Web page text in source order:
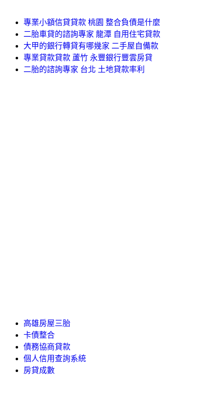
專業小額信貸貸款 桃園 整合負債是什麼
二胎車貸的諮詢專家 龍潭 自用住宅貸款
大甲的銀行轉貸有哪幾家 二手屋自備款
專業貸款貸款 蘆竹 永豐銀行豐雲房貸
二胎的諮詢專家 台北 土地貸款率利
高雄房屋三胎
卡債整合
債務協商貸款
個人信用查詢系統
房貸成數